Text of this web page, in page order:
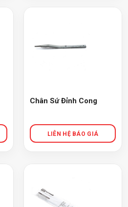
Chân Sứ Đỉnh Cong